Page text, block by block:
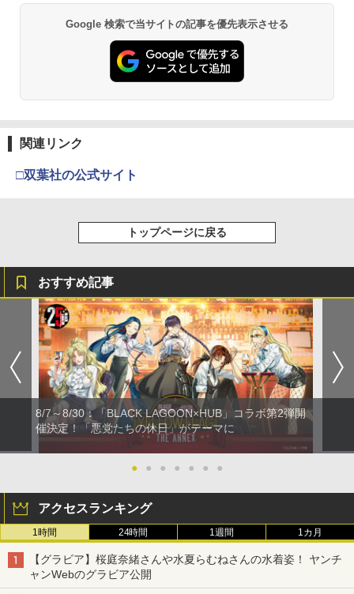
Google 検索で当サイトの記事を優先表示させる
関連リンク
□双葉社の公式サイト
トップページに戻る
おすすめ記事
8/7～8/30：「BLACK LAGOON×HUB」コラボ第2弾開
催決定！「悪党たちの休日」がテーマに
● ● ● ● ● ● ●
アクセスランキング
1時間 24時間 1週間 1カ月
【グラビア】桜庭奈緒さんや水夏らむねさんの水着姿！ ヤンチ
ャンWebのグラビア公開